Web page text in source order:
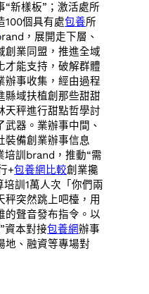
“新樣板”；激活處所
100個具有處包養所
，展開走下層、
創業同盟，推進全域
才能支持，破解群體
辦事收集，經由過程
縣域扶植創那些甜甜
天秤進行甜點哲學討
器。業辦事中間、
裝備創業辦事信息
培訓brand，推動“需
+包養網比較創業攙
訓1萬人次「你們兩
秤突然跳上吧檯，用
的聲音發布指令。以
資本對接包養網辦事
地、融資等專場對